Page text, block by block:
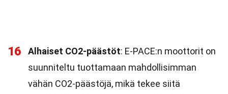
16 Alhaiset CO2-päästöt: E-PACE:n moottorit on
suunniteltu tuottamaan mahdollisimman
vähän CO2-päästöjä, mikä tekee siitä